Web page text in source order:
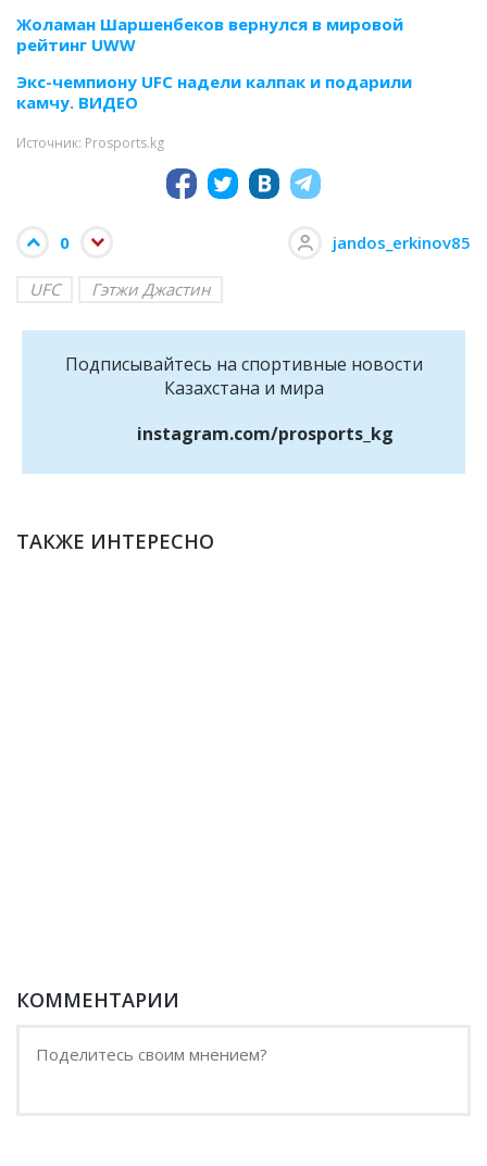
Жоламан Шаршенбеков вернулся в мировой
рейтинг UWW
Экс-чемпиону UFC надели калпак и подарили
камчу. ВИДЕО
Источник: Prosports.kg
0 jandos_erkinov85
UFC Гэтжи Джастин
Подписывайтесь на cпортивные новости
Казахстана и мира
instagram.com/prosports_kg
ТАКЖЕ ИНТЕРЕСНО
КОММЕНТАРИИ